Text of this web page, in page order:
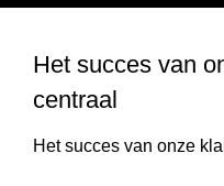
Het succes van
centraal
Het succes van onze